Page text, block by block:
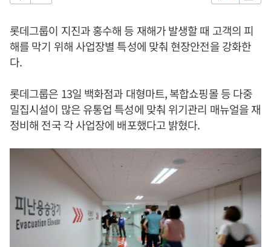
롯데그룹이 지진과 홍수해 등 재해가 발생할 때 고객의 피
해를 막기 위해 사업장별 특성에 맞춰 현장안전을 강화한
다.
롯데그룹은 13일 백화점과 대형마트, 복합쇼핑몰 등 다중
밀집시설이 많은 유통업 특성에 맞춰 위기관리 매뉴얼을 재
정비해 전국 각 사업장에 배포했다고 밝혔다.